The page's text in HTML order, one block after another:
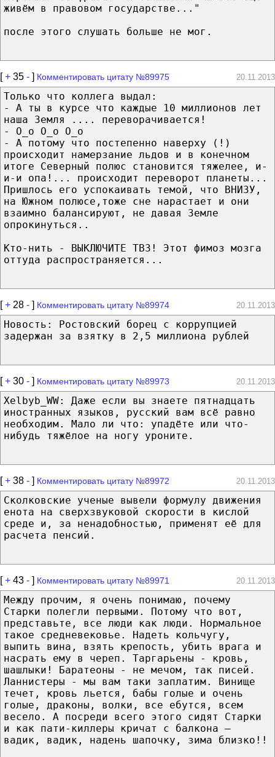
живём в правовом государстве..."
после этого слушать больше не мог.
[+ 35 - ] Комментировать цитату №89975 20.11.2013
Только что коллега выдал:
- А ты в курсе что каждые 10 миллионов лет
наша Земля .... переворачивается!
- О_о О_о О_о
- А потому что постепенно наверху (!)
происходит намерзание льдов и в конечном
итоге Северный полюс становится тяжелее, и-
и-и опа!... происходит переворот планеты...
Пришлось его успокаивать темой, что ВНИЗУ,
на Южном полюсе,тоже сне нарастает и они
взаимно балансируют, не давая Земле
опрокинуться..
Кто-нить - ВЫКЛЮЧИТЕ ТВ3! Этот фимоз мозга
оттуда распространяется...
[+ 28 - ] Комментировать цитату №89974 20.11.2013
Новость: Ростовский борец с коррупцией
задержан за взятку в 2,5 миллиона рублей
[+ 30 - ] Комментировать цитату №89973 20.11.2013
Xelbyb_WW: Даже если вы знаете пятнадцать
иностранных языков, русский вам всё равно
необходим. Мало ли что: упадёте или что-
нибудь тяжёлое на ногу уроните.
[+ 38 - ] Комментировать цитату №89972 20.11.2013
Сколковские ученые вывели формулу движения
енота на сверхзвуковой скорости в кислой
среде и, за ненадобностью, применят её для
расчета пенсий.
[+ 43 - ] Комментировать цитату №89971 20.11.2013
Между прочим, я очень понимаю, почему
Старки полегли первыми. Потому что вот,
представьте, все люди как люди. Нормальное
такое средневековье. Надеть кольчугу,
выпить вина, взять крепость, убить врага и
насрать ему в череп. Таргарьены - кровь,
шашлыки! Баратеоны - не мечом, так писей.
Ланнистеры - мы вам таки заплатим. Винище
течет, кровь льется, бабы голые и очень
голые, драконы, волки, все ебутся, всем
весело. А посреди всего этого сидят Старки
и как пати-киллеры кричат с балкона –
вадик, вадик, надень шапочку, зима близко!!